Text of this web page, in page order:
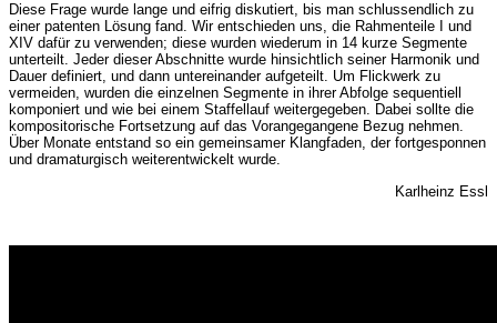
Diese Frage wurde lange und eifrig diskutiert, bis man schlussendlich zu
einer patenten Lösung fand. Wir entschieden uns, die Rahmenteile I und
XIV dafür zu verwenden; diese wurden wiederum in 14 kurze Segmente
unterteilt. Jeder dieser Abschnitte wurde hinsichtlich seiner Harmonik und
Dauer definiert, und dann untereinander aufgeteilt. Um Flickwerk zu
vermeiden, wurden die einzelnen Segmente in ihrer Abfolge sequentiell
komponiert und wie bei einem Staffellauf weitergegeben. Dabei sollte die
kompositorische Fortsetzung auf das Vorangegangene Bezug nehmen.
Über Monate entstand so ein gemeinsamer Klangfaden, der fortgesponnen
und dramaturgisch weiterentwickelt wurde.
Karlheinz Essl